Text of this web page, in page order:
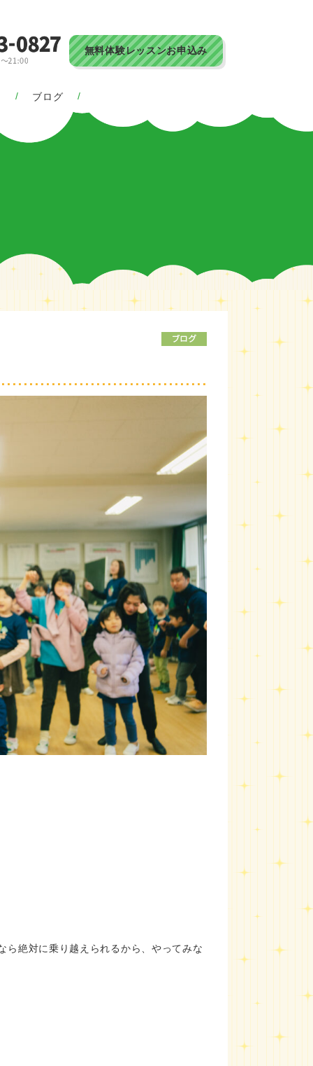
無料体験レッスンお申込み
ブログ
ら絶対に乗り越えられるから、やってみな